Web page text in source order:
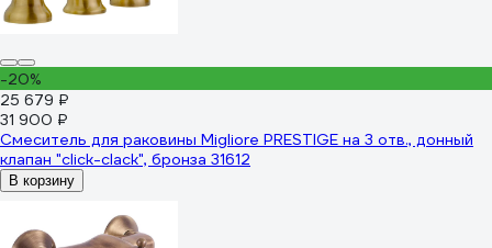
-20%
25 679 ₽
31 900 ₽
Смеситель для раковины Migliore PRESTIGE на 3 отв., донный
клапан "click-clack", бронза 31612
В корзину